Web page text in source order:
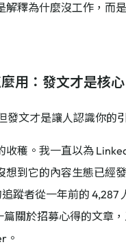
解釋為什麼沒工作，而
用：發文才是核心
發文才是讓人認識你的
收穫。我一直以為
想到它的內容生態已經
蹤者從一年前的 4,287
關於招募心得的文章
。